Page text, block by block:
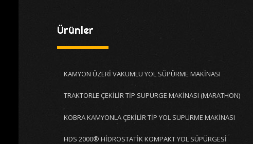
Ürünler
KAMYON ÜZERİ VAKUMLU YOL SÜPÜRME MAKİNASI
TRAKTÖRLE ÇEKİLİR TİP SÜPÜRGE MAKİNASI (MARATHON)
KOBRA KAMYONLA ÇEKİLİR TİP YOL SÜPÜRME MAKİNASI
HDS 2000® HİDROSTATİK KOMPAKT YOL SÜPÜRGESİ